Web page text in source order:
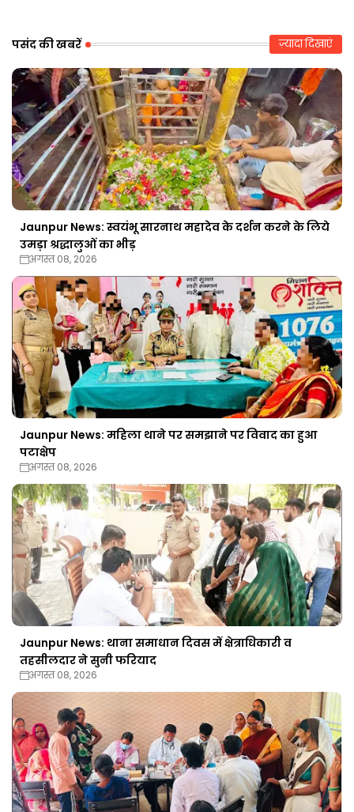
पसंद की खबरें ज़्यादा दिखाएं
Jaunpur News: स्वयंभू सारनाथ महादेव के दर्शन करने के लिये
उमड़ा श्रद्धालुओं का भीड़
अगस्त 08, 2026
Jaunpur News: महिला थाने पर समझाने पर विवाद का हुआ
पटाक्षेप
अगस्त 08, 2026
Jaunpur News: थाना समाधान दिवस में क्षेत्राधिकारी व
तहसीलदार ने सुनी फरियाद
अगस्त 08, 2026